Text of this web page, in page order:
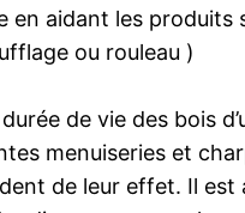
en aidant les
ou rouleau )
de vie des bois
menuiseries et
de leur effet. Il